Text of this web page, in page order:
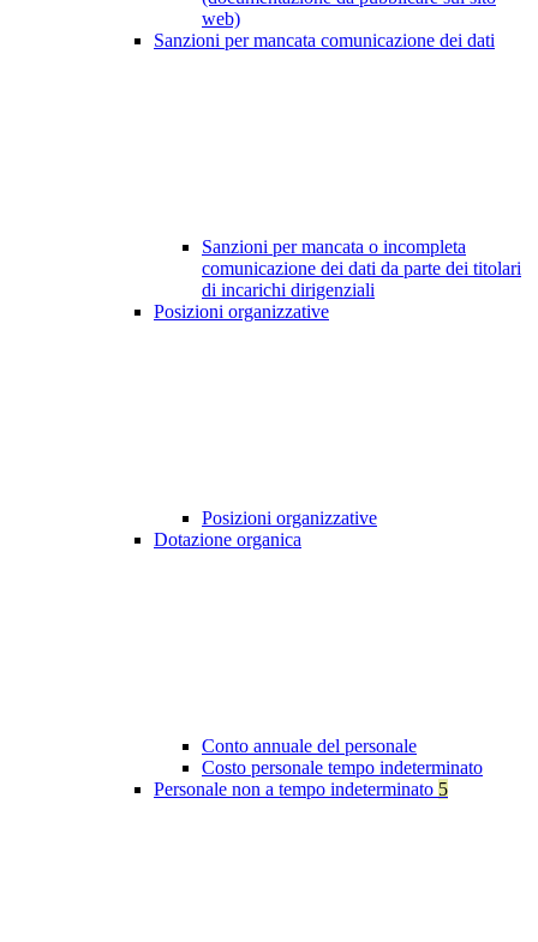
web)
Sanzioni per mancata comunicazione dei dati
Sanzioni per mancata o incompleta
comunicazione dei dati da parte dei titolari
di incarichi dirigenziali
Posizioni organizzative
Posizioni organizzative
Dotazione organica
Conto annuale del personale
Costo personale tempo indeterminato
Personale non a tempo indeterminato 5